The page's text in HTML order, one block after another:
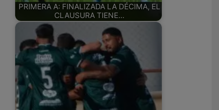
PRIMERA A: FINALIZADA LA DÉCIMA, EL
CLAUSURA TIENE…